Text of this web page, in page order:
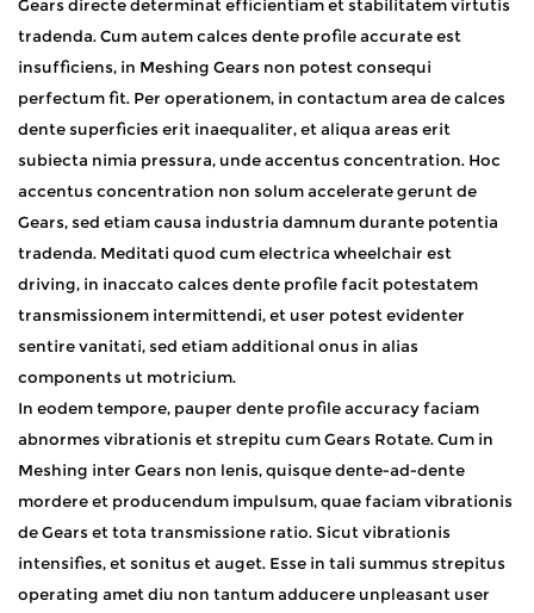
Gears directe determinat efficientiam et stabilitatem virtutis
tradenda. Cum autem calces dente profile accurate est
insufficiens, in Meshing Gears non potest consequi
perfectum fit. Per operationem, in contactum area de calces
dente superficies erit inaequaliter, et aliqua areas erit
subiecta nimia pressura, unde accentus concentration. Hoc
accentus concentration non solum accelerate gerunt de
Gears, sed etiam causa industria damnum durante potentia
tradenda. Meditati quod cum electrica wheelchair est
driving, in inaccato calces dente profile facit potestatem
transmissionem intermittendi, et user potest evidenter
sentire vanitati, sed etiam additional onus in alias
components ut motricium. ​
In eodem tempore, pauper dente profile accuracy faciam
abnormes vibrationis et strepitu cum Gears Rotate. Cum in
Meshing inter Gears non lenis, quisque dente-ad-dente
mordere et producendum impulsum, quae faciam vibrationis
de Gears et tota transmissione ratio. Sicut vibrationis
intensifies, et sonitus et auget. Esse in tali summus strepitus
operating amet diu non tantum adducere unpleasant user